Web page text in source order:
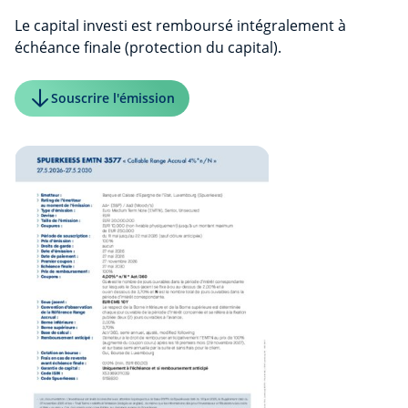
Le capital investi est remboursé intégralement à
échéance finale (protection du capital).
Souscrire l'émission
Taille du fichier:
Télécharger EMTN 3577 "Collable Range Accrual